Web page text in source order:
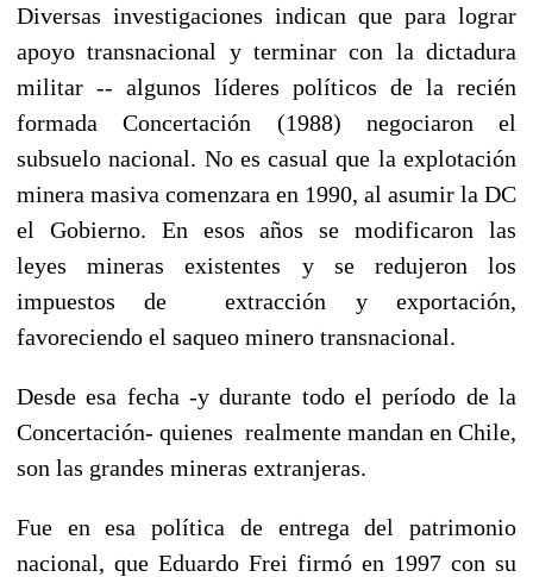
Diversas investigaciones indican que para lograr
apoyo transnacional y terminar con la dictadura
militar -- algunos líderes políticos de la recién
formada Concertación (1988) negociaron el
subsuelo nacional. No es casual que la explotación
minera masiva comenzara en 1990, al asumir la DC
el Gobierno. En esos años se modificaron las
leyes mineras existentes y se redujeron los
impuestos de extracción y exportación,
favoreciendo el saqueo minero transnacional.
Desde esa fecha -y durante todo el período de la
Concertación- quienes realmente mandan en Chile,
son las grandes mineras extranjeras.
Fue en esa política de entrega del patrimonio
nacional, que Eduardo Frei firmó en 1997 con su